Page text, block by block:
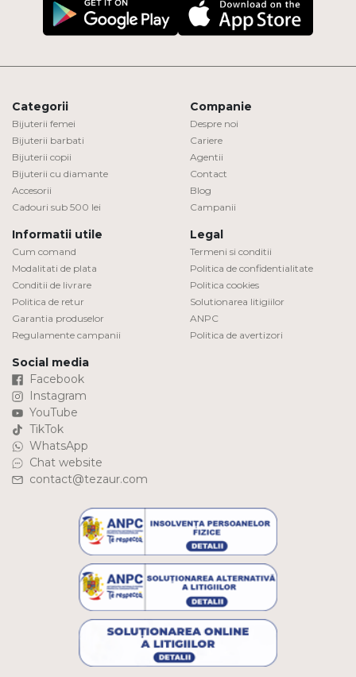
Categorii
Bijuterii femei
Bijuterii barbati
Bijuterii copii
Bijuterii cu diamante
Accesorii
Cadouri sub 500 lei
Companie
Despre noi
Cariere
Agentii
Contact
Blog
Campanii
Informatii utile
Cum comand
Modalitati de plata
Conditii de livrare
Politica de retur
Garantia produselor
Regulamente campanii
Legal
Termeni si conditii
Politica de confidentialitate
Politica cookies
Solutionarea litigiilor
ANPC
Politica de avertizori
Social media
Facebook
Instagram
YouTube
TikTok
WhatsApp
Chat website
contact@tezaur.com